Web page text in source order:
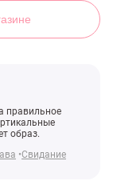
правильное
образ.
Свидание